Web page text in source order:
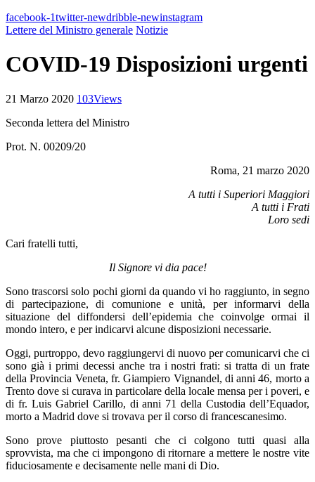
facebook-1twitter-newdribble-newinstagram
Lettere del Ministro generale Notizie
COVID-19 Disposizioni urgenti
21 Marzo 2020 103Views
Seconda lettera del Ministro
Prot. N. 00209/20
Roma, 21 marzo 2020
A tutti i Superiori Maggiori
A tutti i Frati
Loro sedi
Cari fratelli tutti,
Il Signore vi dia pace!
Sono trascorsi solo pochi giorni da quando vi ho raggiunto, in segno
di partecipazione, di comunione e unità, per informarvi della
situazione del diffondersi dell’epidemia che coinvolge ormai il
mondo intero, e per indicarvi alcune disposizioni necessarie.
Oggi, purtroppo, devo raggiungervi di nuovo per comunicarvi che ci
sono già i primi decessi anche tra i nostri frati: si tratta di un frate
della Provincia Veneta, fr. Giampiero Vignandel, di anni 46, morto a
Trento dove si curava in particolare della locale mensa per i poveri, e
di fr. Luis Gabriel Carillo, di anni 71 della Custodia dell’Equador,
morto a Madrid dove si trovava per il corso di francescanesimo.
Sono prove piuttosto pesanti che ci colgono tutti quasi alla
sprovvista, ma che ci impongono di ritornare a mettere le nostre vite
fiduciosamente e decisamente nelle mani di Dio.